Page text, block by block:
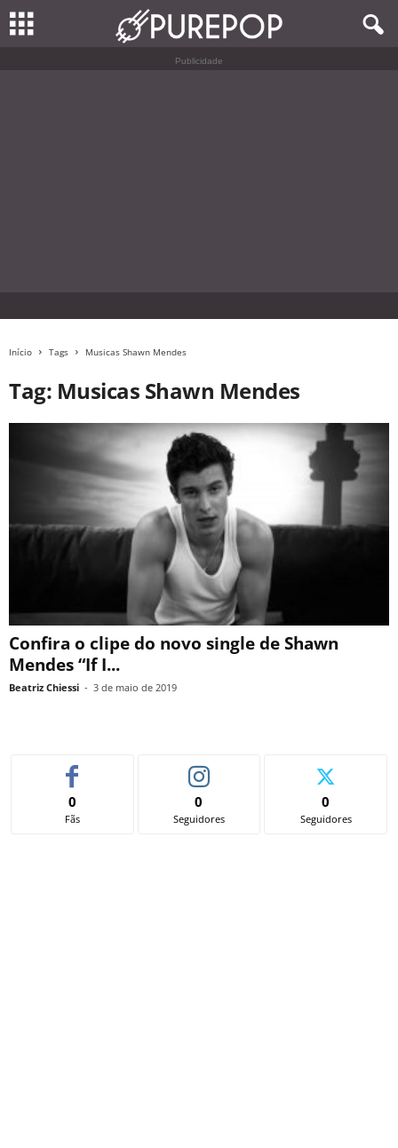
Publicidade
Início Tags Musicas Shawn Mendes
Tag: Musicas Shawn Mendes
Confira o clipe do novo single de Shawn
Mendes “If I...
Beatriz Chiessi - 3 de maio de 2019
0
Fãs
0
Seguidores
0
Seguidores